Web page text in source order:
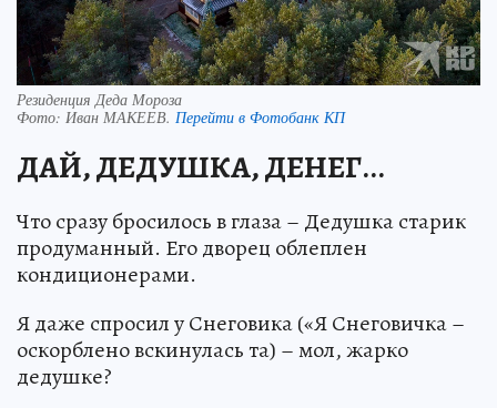
Резиденция Деда Мороза
Фото: Иван МАКЕЕВ. Перейти в Фотобанк КП
ДАЙ, ДЕДУШКА, ДЕНЕГ...
Что сразу бросилось в глаза – Дедушка старик
продуманный. Его дворец облеплен
кондиционерами.
Я даже спросил у Снеговика («Я Снеговичка –
оскорблено вскинулась та) – мол, жарко
дедушке?